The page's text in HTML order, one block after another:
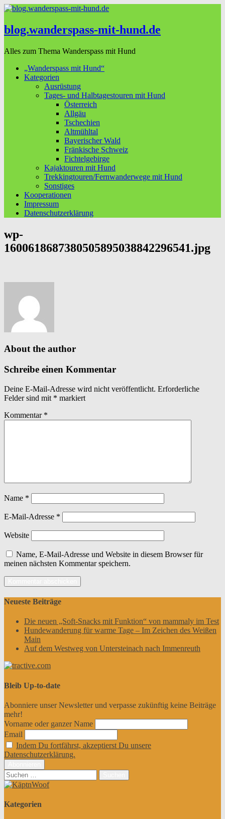
blog.wanderspass-mit-hund.de
Alles zum Thema Wanderspass mit Hund
„Wanderspass mit Hund“
Kategorien
Ausrüstung
Tages- und Halbtagestouren mit Hund
Österreich
Allgäu
Tschechien
Altmühltal
Bayerischer Wald
Fränkische Schweiz
Fichtelgebirge
Kajaktouren mit Hund
Trekkingtouren/Fernwanderwege mit Hund
Sonstiges
Kooperationen
Impressum
Datenschutzerklärung
wp-
1600618687380505895038842296541.jpg
About the author
Schreibe einen Kommentar
Deine E-Mail-Adresse wird nicht veröffentlicht. Erforderliche
Felder sind mit * markiert
Kommentar *
Name *
E-Mail-Adresse *
Website
Name, E-Mail-Adresse und Website in diesem Browser für
meinen nächsten Kommentar speichern.
Neueste Beiträge
Die neuen „Soft-Snacks mit Funktion“ von mammaly im Test
Hundewanderung für warme Tage – Im Zeichen des Weißen
Main
Auf dem Westweg von Untersteinach nach Immenreuth
Bleib Up-to-date
Abonniere unser Newsletter und verpasse zukünftig keine Beiträge
mehr!
Vorname oder ganzer Name
Email
Indem Du fortfährst, akzeptierst Du unsere
Datenschutzerklärung.
Suchen
nach:
Kategorien